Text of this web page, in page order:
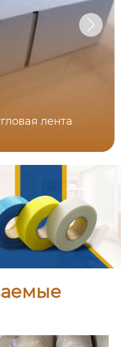
лента